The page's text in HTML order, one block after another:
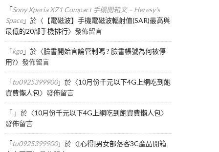
「Sony Xperia XZ1 Compact 手機開箱文 – Heresy's
Space」於〈 【電磁波】手機電磁波輻射值(SAR)最高與
最低的20部手機排行〉發佈留言
「kgo」於〈臉書開始言論管制嗎 ? 臉書帳號為何被停
用?〉發佈留言
「tu0925399900」於〈10月份千元以下4G上網吃到飽
資費懶人包〉發佈留言
「.」於〈10月份千元以下4G上網吃到飽資費懶人包〉
發佈留言
「tu0925399900」於〈[心得]男女部落客3C產品開箱